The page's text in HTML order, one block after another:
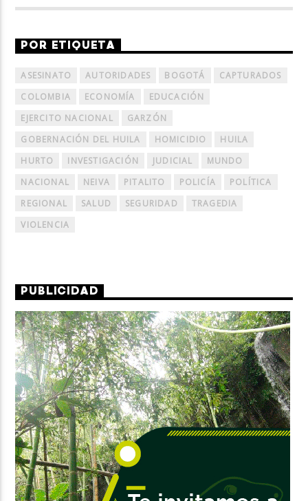
POR ETIQUETA
ASESINATO AUTORIDADES BOGOTÁ
CAPTURADOS
COLOMBIA
ECONOMÍA
EDUCACIÓN
EJERCITO NACIONAL
GARZÓN
GOBERNACIÓN DEL HUILA
HOMICIDIO
HUILA
HURTO
INVESTIGACIÓN JUDICIAL
MUNDO
NACIONAL
NEIVA PITALITO POLICÍA
POLÍTICA
REGIONAL
SALUD SEGURIDAD
TRAGEDIA
VIOLENCIA
PUBLICIDAD